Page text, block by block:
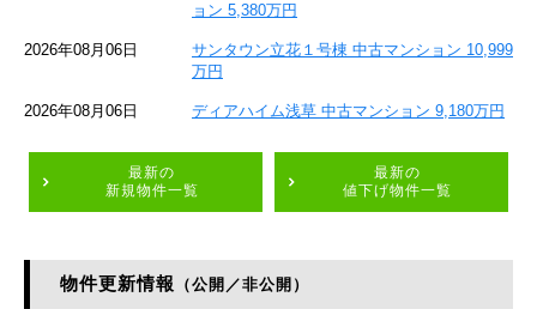
ョン 5,380万円
2026年08月06日
サンタウン立花１号棟 中古マンション 10,999
万円
2026年08月06日 ディアハイム浅草 中古マンション 9,180万円
最新の
新規物件一覧
最新の
値下げ物件一覧
物件更新情報 （公開／非公開）